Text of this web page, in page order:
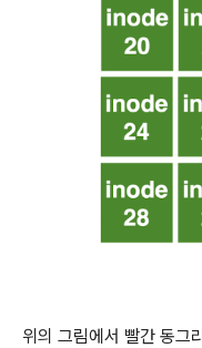
위의 그림에서 빨간 동그